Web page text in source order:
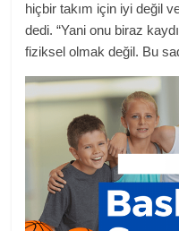
hiçbir takım için iyi değil
dedi. “Yani onu biraz
fiziksel olmak değil. Bu